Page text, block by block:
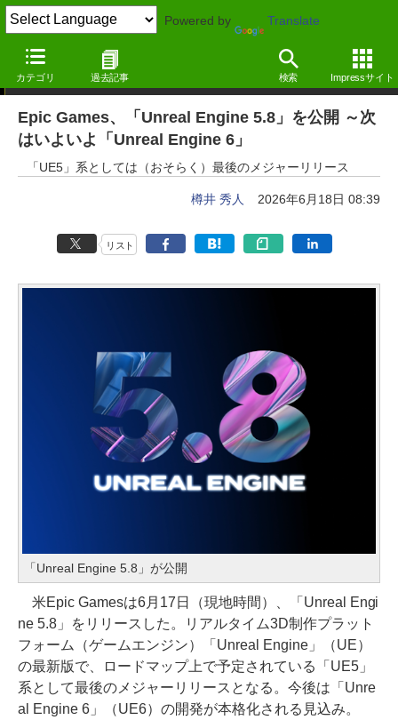
Powered by Translate
カテゴリ 過去記事 検索 Impressサイト
ニュース
Epic Games、「Unreal Engine 5.8」を公開 ～次
はいよいよ「Unreal Engine 6」
「UE5」系としては（おそらく）最後のメジャーリリース
樽井 秀人 2026年6月18日 08:39
リスト
「Unreal Engine 5.8」が公開
米Epic Gamesは6月17日（現地時間）、「Unreal Engi
ne 5.8」をリリースした。リアルタイム3D制作プラット
フォーム（ゲームエンジン）「Unreal Engine」（UE）
の最新版で、ロードマップ上で予定されている「UE5」
系として最後のメジャーリリースとなる。今後は「Unre
al Engine 6」（UE6）の開発が本格化される見込み。